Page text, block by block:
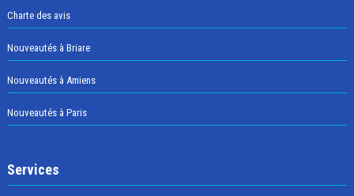
Charte des avis
Nouveautés à Briare
Nouveautés à Amiens
Nouveautés à Paris
Services